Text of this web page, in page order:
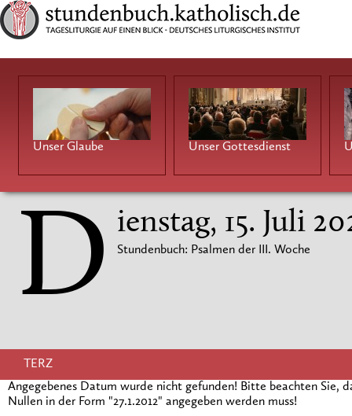
Unser Glaube Unser Gottesdienst
D ienstag, 15. Juli
Stundenbuch: Psalmen der III. Woche
TERZ
Angegebenes Datum wurde nicht gefunden! Bitte beachten Sie,
Nullen in der Form "27.1.2012" angegeben werden muss!